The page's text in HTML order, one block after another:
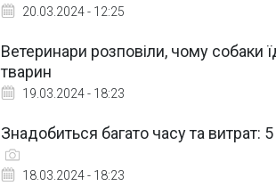
20.03.2024 - 12:25
Ветеринари розповіли, чому собаки
тварин
19.03.2024 - 18:23
Знадобиться багато часу та витрат:
18.03.2024 - 18:23